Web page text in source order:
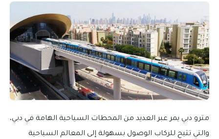
مترو دبي يمر عبر العديد من المحطات السياحية الهامة في دبي،
والتي تتيح للركاب الوصول بسهولة إلى المعالم السياحية